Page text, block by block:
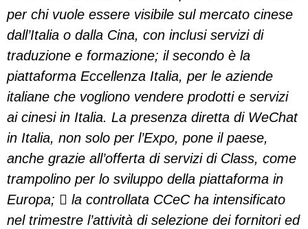
per chi vuole essere visibile sul mercato cinese
dall’Italia o dalla Cina, con inclusi servizi di
traduzione e formazione; il secondo è la
piattaforma Eccellenza Italia, per le aziende
italiane che vogliono vendere prodotti e servizi
ai cinesi in Italia. La presenza diretta di WeChat
in Italia, non solo per l’Expo, pone il paese,
anche grazie all’offerta di servizi di Class, come
trampolino per lo sviluppo della piattaforma in
Europa;  la controllata CCeC ha intensificato
nel trimestre l’attività di selezione dei fornitori ed